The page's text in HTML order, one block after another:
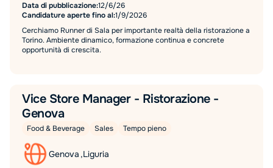
Data di pubblicazione:12/6/26
Candidature aperte fino al:1/9/2026
Cerchiamo Runner di Sala per importante realtà della ristorazione a
Torino. Ambiente dinamico, formazione continua e concrete
opportunità di crescita.
Vice Store Manager - Ristorazione -
Genova
Food & Beverage Sales Tempo pieno
Genova ,Liguria